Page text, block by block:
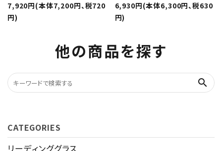
7,920円(本体7,200円、税720
円)
6,930円(本体6,300円、税630
円)
他の商品を探す
search
CATEGORIES
リーディンググラス